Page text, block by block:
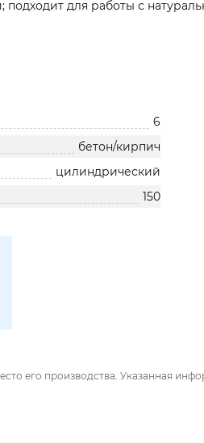
для работы с
6
бетон/кирпич
цилиндрический
150
его производства. Указанная